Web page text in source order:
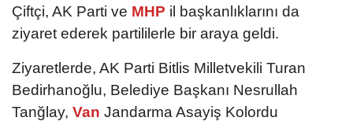
Çiftçi, AK Parti ve MHP il başkanlıklarını da
ziyaret ederek partililerle bir araya geldi.
Ziyaretlerde, AK Parti Bitlis Milletvekili Turan
Bedirhanoğlu, Belediye Başkanı Nesrullah
Tanğlay, Van Jandarma Asayiş Kolordu